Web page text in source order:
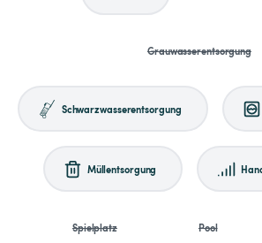
Grauwasserentsorgung
Schwarzwasserentsorgung
Müllentsorgung
Spielplatz Pool